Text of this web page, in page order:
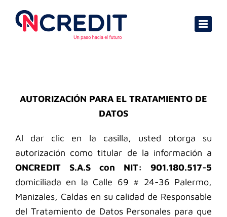
content
AUTORIZACIÓN PARA EL TRATAMIENTO DE
DATOS
Al dar clic en la casilla, usted otorga su
autorización como titular de la información a
ONCREDIT S.A.S con NIT: 901.180.517-5
domiciliada en la Calle 69 # 24-36 Palermo,
Manizales, Caldas en su calidad de Responsable
del Tratamiento de Datos Personales para que